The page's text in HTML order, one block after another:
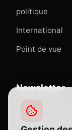
politique
International
Point de vue
Newsletter
Abonnez-vous